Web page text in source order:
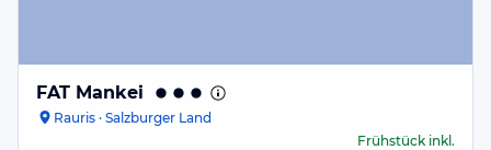
FAT Mankei
Rauris · Salzburger Land
Frühstück inkl.